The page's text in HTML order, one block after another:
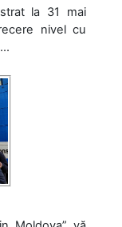
la 31 mai
nivel cu